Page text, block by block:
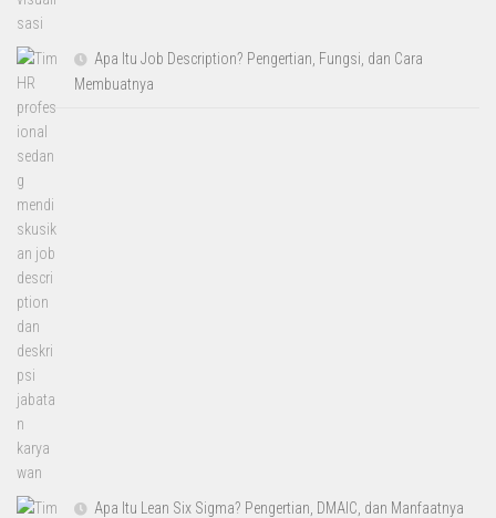
Apa Itu Job Description? Pengertian, Fungsi, dan Cara
Membuatnya
Apa Itu Lean Six Sigma? Pengertian, DMAIC, dan Manfaatnya